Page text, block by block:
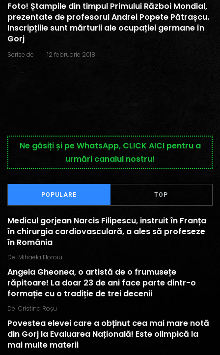
Foto! Ștampile din timpul Primului Război Mondial,
prezentate de profesorul Andrei Popete Pătrașcu.
Inscripțiile sunt mărturii ale ocupației germane în
Gorj
Scrise de . 12 februarie 2018
Ne găsiți și pe WhatsApp, CLICK AICI pentru a
urmări canalul nostru!
POPULARE TOP
Medicul gorjean Narcis Filipescu, instruit în Franța
în chirurgia cardiovasculară, a ales să profeseze
în România
De Mihaela Floroiu
Angela Gheonea, o artistă de o frumusețe
răpitoare! La doar 23 de ani face parte dintr-o
formație cu o tradiție de trei decenii
De Cristina Roșu
Povestea elevei care a obținut cea mai mare notă
din Gorj la Evaluarea Națională! Este olimpică la
mai multe materii